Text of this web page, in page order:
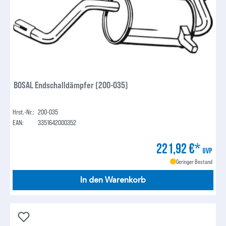
BOSAL Endschalldämpfer (200-035)
Hrst.-Nr.: 200-035
EAN:
3351642000352
221,92 €* UVP
Geringer Bestand
In den Warenkorb